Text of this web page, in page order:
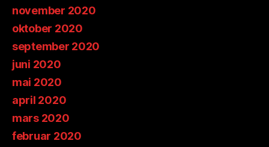
november 2020
oktober 2020
september 2020
juni 2020
mai 2020
april 2020
mars 2020
februar 2020